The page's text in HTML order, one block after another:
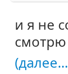
и я не
смотрю